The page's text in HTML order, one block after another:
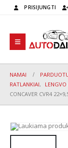
PRISIJUNGTI
NAMAI
RATLANKIAI,
CONCAVER CVR4